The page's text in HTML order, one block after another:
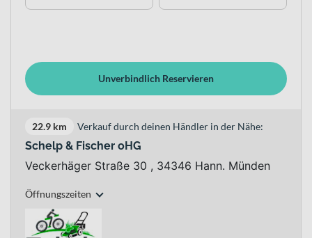
Unverbindlich Reservieren
22.9 km Verkauf durch deinen Händler in der Nähe:
Schelp & Fischer oHG
Veckerhäger Straße 30 , 34346 Hann. Münden
Öffnungszeiten